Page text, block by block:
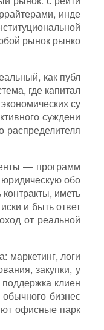
компаниями уж
частного кап
Фин
адаптир
аванс
Stripe Ca
выручки (RB
финансиров
для институц
станет сл
ликвидность.
— не технолог
инфра
оценки, конт
эта «скучная»
хлынет к аг
на их проверяе
инде
рынок рынко
как публ
где капитал
су
суждени
распределителя
— программ
обо
иметь
и быть ответ
от реальной
маркетинг, логи
закупки, у
клиен
бизнес
офисные парк